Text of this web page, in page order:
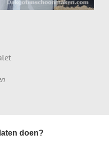
doen?